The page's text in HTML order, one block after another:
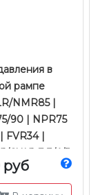
в
рампе
NMR85 |
90 | NPR75
FVR34 |
6HK1 Е-3/4/5
руб